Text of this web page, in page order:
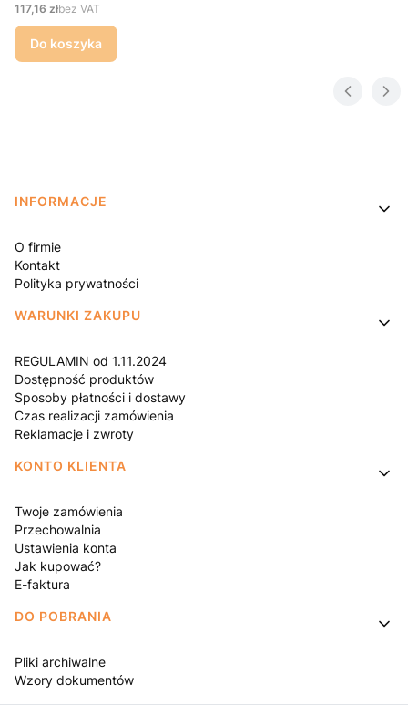
Cena
117,16 złbez VAT
Do koszyka
Linki w stopce
INFORMACJE
O firmie
Kontakt
Polityka prywatności
WARUNKI ZAKUPU
REGULAMIN od 1.11.2024
Dostępność produktów
Sposoby płatności i dostawy
Czas realizacji zamówienia
Reklamacje i zwroty
KONTO KLIENTA
Twoje zamówienia
Przechowalnia
Ustawienia konta
Jak kupować?
E-faktura
DO POBRANIA
Pliki archiwalne
Wzory dokumentów